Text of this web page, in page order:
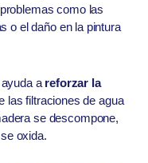
como las
o el daño en la pintura
areforzar la
las filtraciones de agua
se descompone,
oxida.